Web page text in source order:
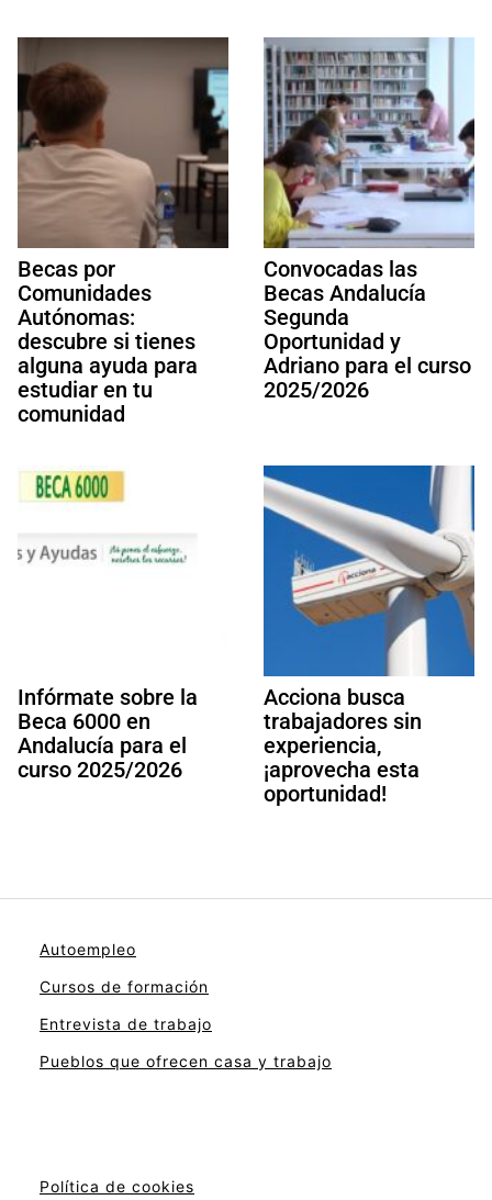
Becas por
Comunidades
Autónomas:
descubre si tienes
alguna ayuda para
estudiar en tu
comunidad
Convocadas las
Becas Andalucía
Segunda
Oportunidad y
Adriano para el curso
2025/2026
Infórmate sobre la
Beca 6000 en
Andalucía para el
curso 2025/2026
Acciona busca
trabajadores sin
experiencia,
¡aprovecha esta
oportunidad!
Autoempleo
Cursos de formación
Entrevista de trabajo
Pueblos que ofrecen casa y trabajo
Política de cookies